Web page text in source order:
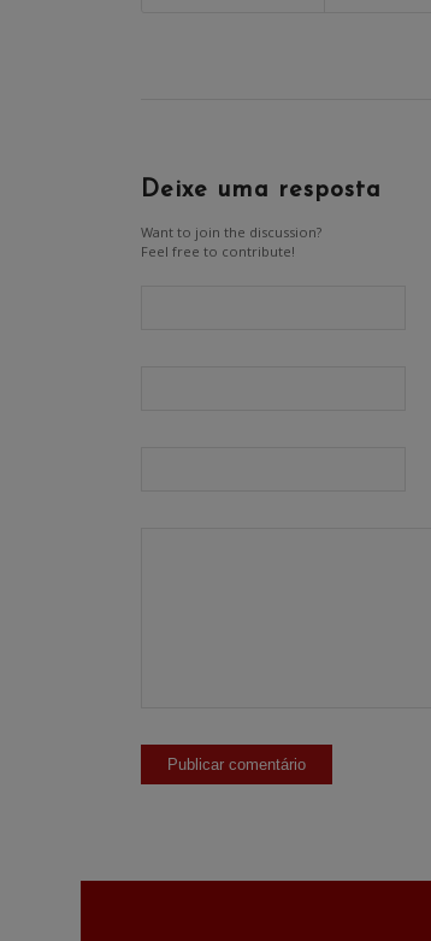
Deixe uma resposta
Want to join the discussion?
Feel free to contribute!